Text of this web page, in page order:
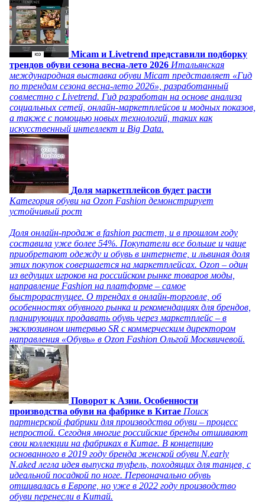
Micam и Livetrend представили подборку
трендов обуви сезона весна-лето 2026 Итальянская
международная выставка обуви Micam представляет «Гид
по трендам сезона весна-лето 2026», разработанный
совместно с Livetrend. Гид разработан на основе анализа
социальных сетей, онлайн-маркетплейсов и модных показов,
а также с помощью новых технологий, таких как
искусственный интеллект и Big Data.
Доля маркетплейсов будет расти
Категория обуви на Ozon Fashion демонстрирует
устойчивый рост
Доля онлайн-продаж в fashion растет, и в прошлом году
составила уже более 54%. Покупатели все больше и чаще
приобретают одежду и обувь в интернете, и львиная доля
этих покупок совершается на маркетплейсах. Ozon – один
из ведущих игроков на российском рынке товаров моды,
направление Fashion на платформе – самое
быстрорастущее. О трендах в онлайн-торговле, об
особенностях обувного рынка и рекомендациях для брендов,
планирующих продавать обувь через маркетплейс – в
эксклюзивном интервью SR с коммерческим директором
направления «Обувь» в Ozon Fashion Ольгой Москвичевой.
Поворот к Азии. Особенности
производства обуви на фабрике в Китае Поиск
партнерской фабрики для производства обуви – процесс
непростой. Сегодня многие российские бренды отшивают
свои коллекции на фабриках в Китае. В концепцию
основанного в 2019 году бренда женской обуви N.early
N.aked легла идея выпуска туфель, походящих для танцев, с
идеальной посадкой по ноге. Первоначально обувь
отшивалась в Европе, но уже в 2022 году производство
обуви перенесли в Китай.